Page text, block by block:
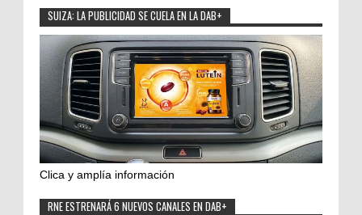
SUIZA: LA PUBLICIDAD SE CUELA EN LA DAB+
Clica y amplía información
RNE ESTRENARÁ 6 NUEVOS CANALES EN DAB+